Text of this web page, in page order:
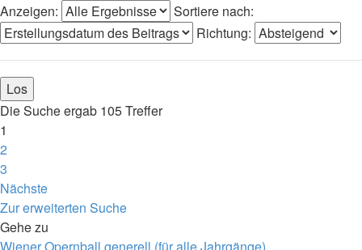
Anzeigen:
Sortiere nach:
Richtung:
Die Suche ergab 105 Treffer
1
2
3
Nächste
Zur erweiterten Suche
Gehe zu